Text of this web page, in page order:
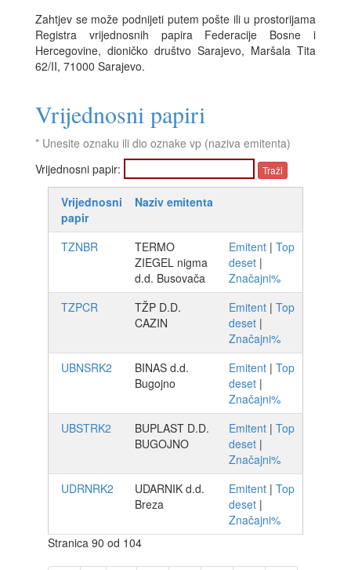
Zahtjev se može podnijeti putem pošte ili u prostorijama
Registra vrijednosnih papira Federacije Bosne i
Hercegovine, dioničko društvo Sarajevo, Maršala Tita
62/II, 71000 Sarajevo.
Vrijednosni papiri
* Unesite oznaku ili dio oznake vp (naziva emitenta)
Vrijednosni papir:
Vrijednosni
papir
Naziv emitenta
TZNBR
TERMO
ZIEGEL nigma
d.d. Busovača
Emitent | Top
deset |
Značajni%
TZPCR
TŽP D.D.
CAZIN
Emitent | Top
deset |
Značajni%
UBNSRK2
BINAS d.d.
Bugojno
Emitent | Top
deset |
Značajni%
UBSTRK2
BUPLAST D.D.
BUGOJNO
Emitent | Top
deset |
Značajni%
UDRNRK2
UDARNIK d.d.
Breza
Emitent | Top
deset |
Značajni%
Stranica 90 od 104